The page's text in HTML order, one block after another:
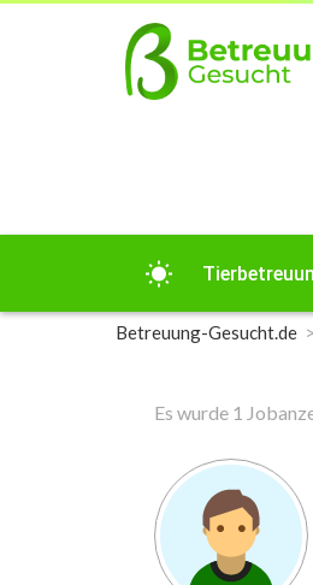
wb_sunny
Betreuung-Gesucht.de
Es wurde 1